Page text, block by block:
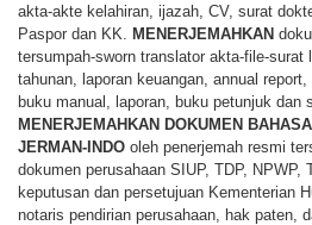
akta-akte kelahiran, ijazah, CV, surat
Paspor dan KK. MENERJEMAHKAN
tersumpah-sworn translator akta-file-surat
tahunan, laporan keuangan, annual
buku manual, laporan, buku petunjuk dan
MENERJEMAHKAN DOKUMEN BAHASA
JERMAN-INDO oleh penerjemah resmi
dokumen perusahaan SIUP, TDP, NPWP,
keputusan dan persetujuan Kementerian
notaris pendirian perusahaan, hak paten,